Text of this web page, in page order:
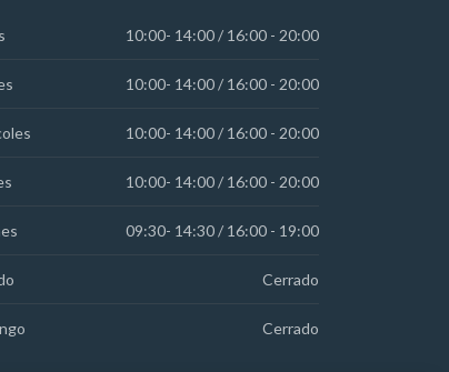
10:00- 14:00 / 16:00 - 20:00
10:00- 14:00 / 16:00 - 20:00
10:00- 14:00 / 16:00 - 20:00
10:00- 14:00 / 16:00 - 20:00
09:30- 14:30 / 16:00 - 19:00
Cerrado
Cerrado